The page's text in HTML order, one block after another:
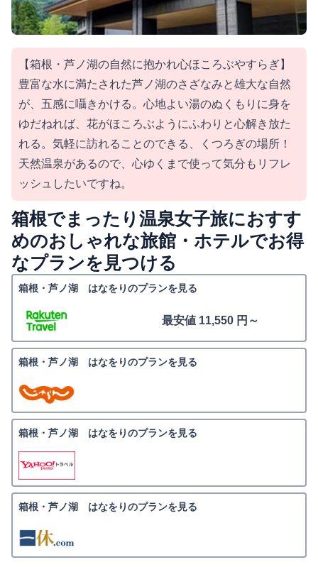
【箱根・芦ノ湖の自然に抱かれ心ほころぶやすらぎ】
豊富な水に満たされた芦ノ湖のさざなみと雄大な自然
が、五感に囁きかける。心地よい湯のぬくもりに身を
ゆだねれば、花がほころぶようにふわりと心解き放た
れる。気軽に訪れることのできる、くつろぎの場所！
天然温泉があるので、心ゆくまで使って気分もリフレ
ッシュしたいですね。
箱根でまったり温泉女子旅におすす
めのおしゃれな旅館・ホテルでお得
なプランを見つける
箱根・芦ノ湖 はなをりのプランを見る
最安値 11,550 円～
箱根・芦ノ湖 はなをりのプランを見る
箱根・芦ノ湖 はなをりのプランを見る
箱根・芦ノ湖 はなをりのプランを見る